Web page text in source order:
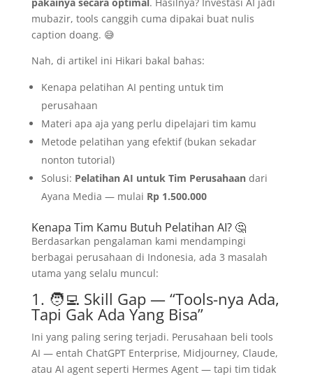
mubazir, tools canggih cuma dipakai buat nulis
caption doang. 😅
Nah, di artikel ini Hikari bakal bahas:
Kenapa pelatihan AI penting untuk tim
perusahaan
Materi apa aja yang perlu dipelajari tim kamu
Metode pelatihan yang efektif (bukan sekadar
nonton tutorial)
Solusi: Pelatihan AI untuk Tim Perusahaandari
Ayana Media — mulai Rp 1.500.000
Kenapa Tim Kamu Butuh Pelatihan AI? 🤔
Berdasarkan pengalaman kami mendampingi
berbagai perusahaan di Indonesia, ada 3 masalah
utama yang selalu muncul:
1. 🧑‍💻 Skill Gap — “Tools-nya Ada,
Tapi Gak Ada Yang Bisa”
Ini yang paling sering terjadi. Perusahaan beli tools
AI — entah ChatGPT Enterprise, Midjourney, Claude,
atau AI agent seperti Hermes Agent — tapi tim tidak